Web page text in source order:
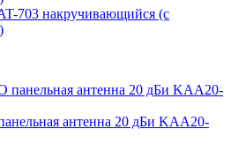
703 накручивающийся (с
антенна 20 дБи KAA20-